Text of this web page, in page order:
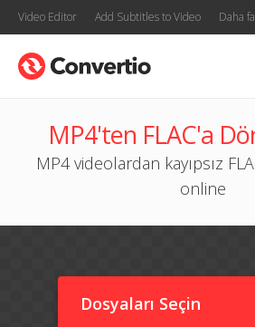
Video Editor Add Subtitles to Video Daha
MP4'ten FLAC'a
MP4 videolardan kayıpsız
online
Dosyaları Seçin